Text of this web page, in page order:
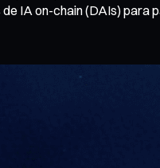
IA on-chain (DAIs) para